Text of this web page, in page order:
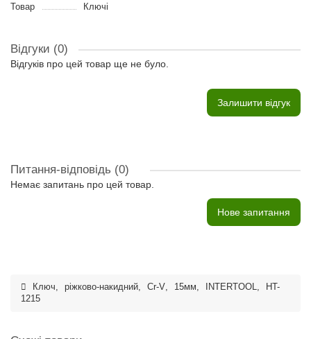
Товар Ключі
Відгуки (0)
Відгуків про цей товар ще не було.
Залишити відгук
Питання-відповідь (0)
Немає запитань про цей товар.
Нове запитання
Ключ, ріжково-накидний, Cr-V, 15мм, INTERTOOL,
HT-
1215